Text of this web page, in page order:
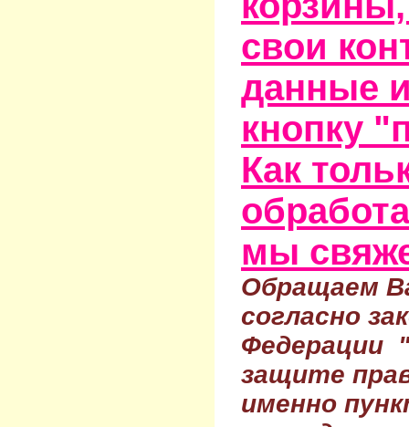
свои
данные
кнопку
Как
мы
Обращаем
согласно
Федерации
защите
именно